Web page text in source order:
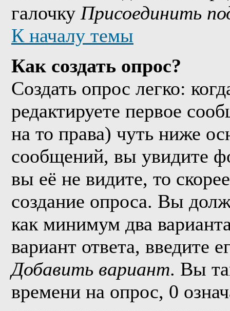
галочку Присоединить
К началу темы
Как создать опрос?
Создать опрос легко:
редактируете первое
на то права) чуть ниже
сообщений, вы увидите
вы её не видите, то
создание опроса. Вы
как минимум два
вариант ответа, введите
Добавить вариант. Вы
времени на опрос, 0